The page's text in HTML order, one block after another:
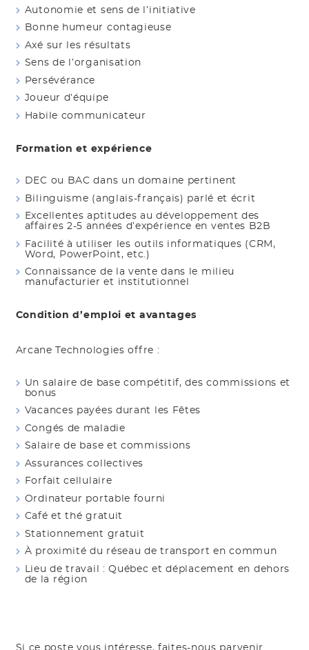
Autonomie et sens de l’initiative
Bonne humeur contagieuse
Axé sur les résultats
Sens de l’organisation
Persévérance
Joueur d’équipe
Habile communicateur
Formation et expérience
DEC ou BAC dans un domaine pertinent
Bilinguisme (anglais-français) parlé et écrit
Excellentes aptitudes au développement des
affaires 2-5 années d’expérience en ventes B2B
Facilité à utiliser les outils informatiques (CRM,
Word, PowerPoint, etc.)
Connaissance de la vente dans le milieu
manufacturier et institutionnel
Condition d’emploi et avantages
Arcane Technologies offre :
Un salaire de base compétitif, des commissions et
bonus
Vacances payées durant les Fêtes
Congés de maladie
Salaire de base et commissions
Assurances collectives
Forfait cellulaire
Ordinateur portable fourni
Café et thé gratuit
Stationnement gratuit
À proximité du réseau de transport en commun
Lieu de travail : Québec et déplacement en dehors
de la région
Si ce poste vous intéresse, faites-nous parvenir